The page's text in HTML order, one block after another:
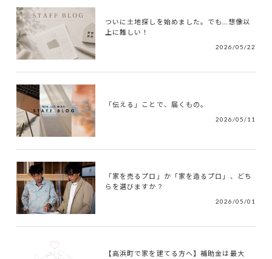
ついに土地探しを始めました。でも…想像以
上に難しい！
2026/05/22
「伝える」ことで、届くもの。
2026/05/11
「家を売るプロ」か「家を造るプロ」、どち
らを選びますか？
2026/05/01
【高浜町で家を建てる方へ】補助金は最大